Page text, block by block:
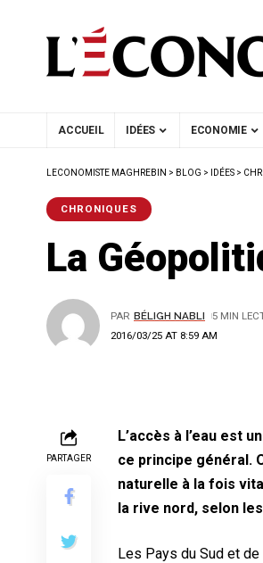
ACCUEIL IDÉES ECONOMIE
LECONOMISTE MAGHREBIN > BLOG > IDÉES >
CHRONIQUES
La
2016/03/25 AT 8:59 AM
PAR BÉLIGH NABLI 5 MIN
PARTAGER
L’accès à l’eau est
ce principe général.
naturelle à la fois
la rive nord, selon
Les Pays du Sud et